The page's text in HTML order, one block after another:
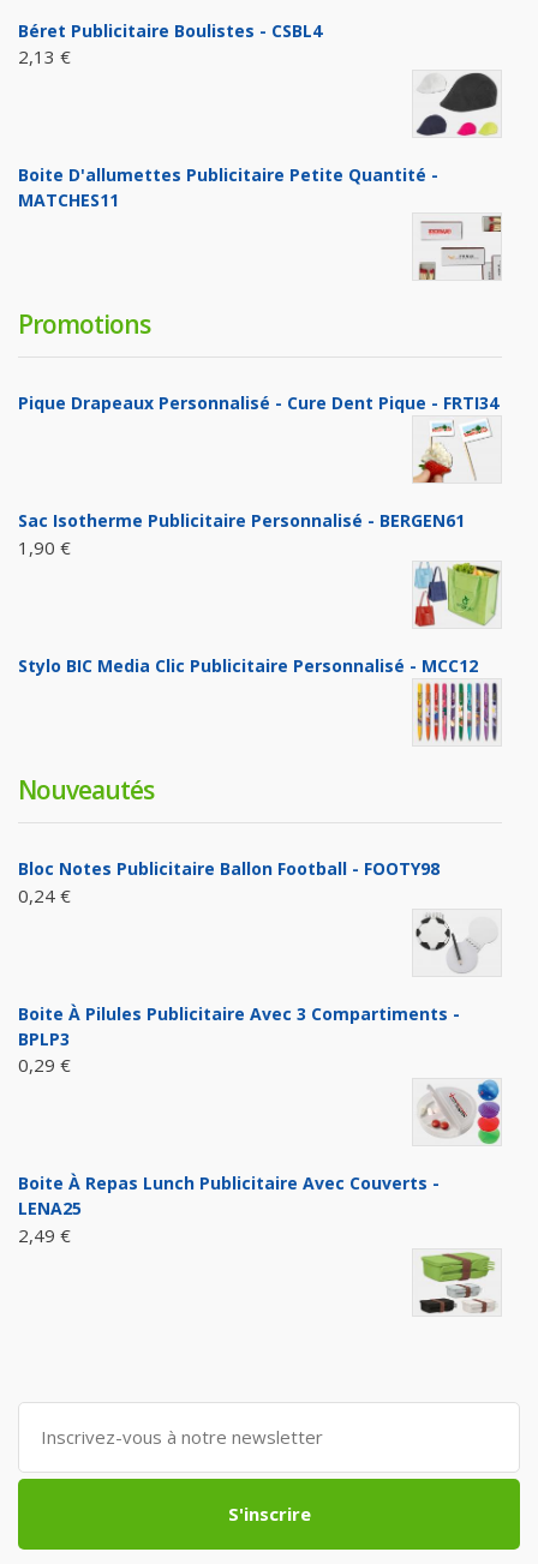
Béret Publicitaire Boulistes - CSBL4
2,13 €
Boite D'allumettes Publicitaire Petite Quantité -
MATCHES11
Promotions
Pique Drapeaux Personnalisé - Cure Dent Pique - FRTI34
Sac Isotherme Publicitaire Personnalisé - BERGEN61
1,90 €
Stylo BIC Media Clic Publicitaire Personnalisé - MCC12
Nouveautés
Bloc Notes Publicitaire Ballon Football - FOOTY98
0,24 €
Boite À Pilules Publicitaire Avec 3 Compartiments -
BPLP3
0,29 €
Boite À Repas Lunch Publicitaire Avec Couverts -
LENA25
2,49 €
S'inscrire